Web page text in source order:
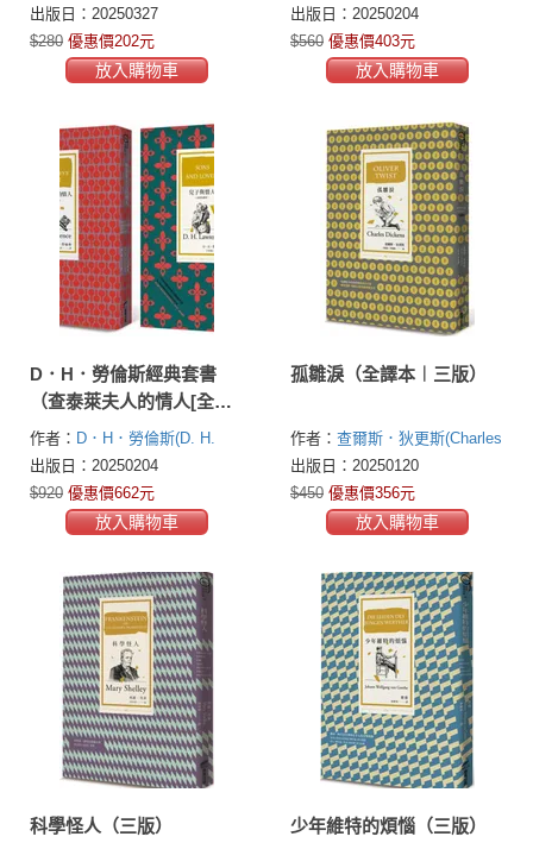
Webster)
出版日：20250327
$280 優惠價202元
放入購物車
Lawrence)
出版日：20250204
$560 優惠價403元
放入購物車
D．H．勞倫斯經典套書
（查泰萊夫人的情人[全譯
本]＋兒子與情人[全新中譯
本]）
作者： D．H．勞倫斯(D. H.
Lawrence)
出版日：20250204
$920 優惠價662元
放入購物車
孤雛淚（全譯本︱三版）
作者： 查爾斯．狄更斯(Charles
John Huffam Dickens)
出版日：20250120
$450 優惠價356元
放入購物車
科學怪人（三版） 少年維特的煩惱（三版）